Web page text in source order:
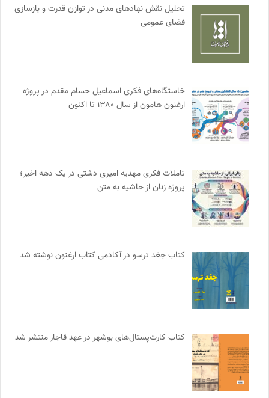
تحلیل نقش نهادهای مدنی در توازن قدرت و بازسازی
فضای عمومی
خاستگاه‌های فکری اسماعیل حسام مقدم در پروژه
ارغنون هامون از سال ۱۳۸۰ تا اکنون
تاملات فکری مهدیه امیری دشتی در یک دهه اخیر؛
پروژه زنان از حاشیه به متن
کتاب جغد ترسو در آکادمی کتاب ارغنون نوشته شد
کتاب کارت‌پستال‌های بوشهر در عهد قاجار منتشر شد